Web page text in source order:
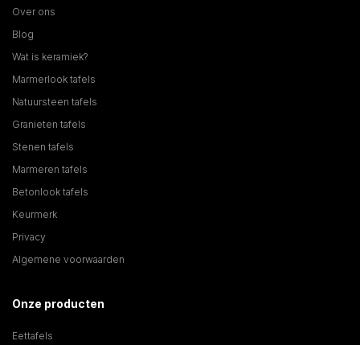
Over ons
Blog
Wat is keramiek?
Marmerlook tafels
Natuursteen tafels
Granieten tafels
Stenen tafels
Marmeren tafels
Betonlook tafels
Keurmerk
Privacy
Algemene voorwaarden
Onze producten
Eettafels